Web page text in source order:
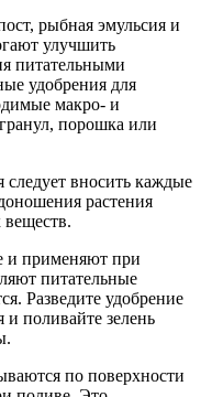
рыбная эмульсия и
улучшить
питательными
удобрения для
макро- и
порошка или
следует вносить каждые
растения
веществ.
и применяют при
питательные
Разведите удобрение
и поливайте зелень
по поверхности